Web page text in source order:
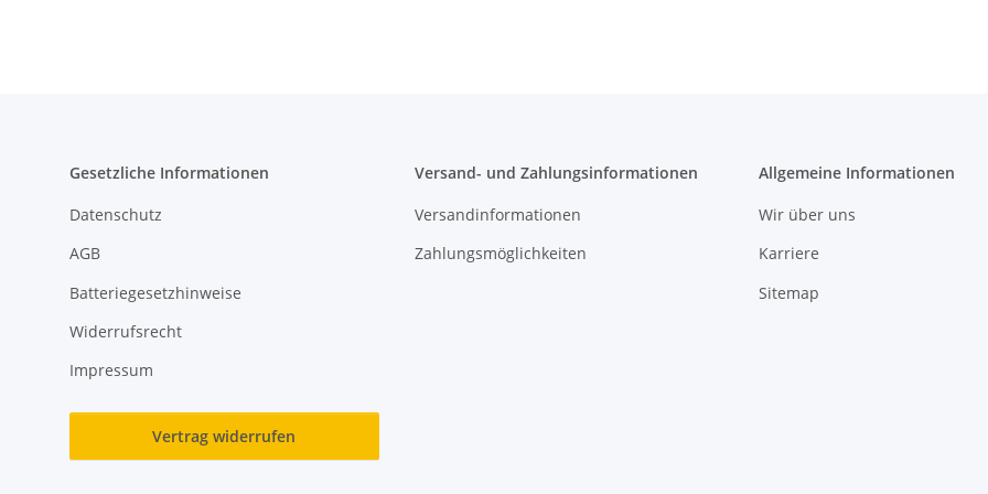
Gesetzliche Informationen
Datenschutz
AGB
Batteriegesetzhinweise
Widerrufsrecht
Impressum
Vertrag widerrufen
Versand- und Zahlungsinformationen
Versandinformationen
Zahlungsmöglichkeiten
Allgemeine Informationen
Wir über uns
Karriere
Sitemap